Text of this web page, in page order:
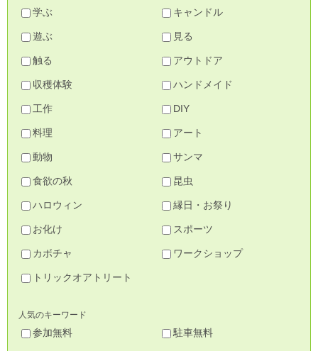
学ぶ キャンドル
遊ぶ 見る
触る アウトドア
収穫体験 ハンドメイド
工作 DIY
料理 アート
動物 サンマ
食欲の秋 昆虫
ハロウィン 縁日・お祭り
お化け スポーツ
カボチャ ワークショップ
トリックオアトリート
人気のキーワード
参加無料 駐車無料